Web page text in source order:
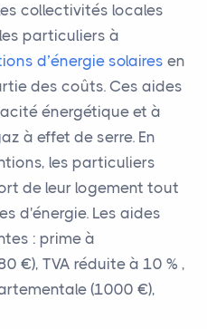
collectivités locales
particuliers à
d’énergie solaires en
des coûts. Ces aides
énergétique et à
à effet de serre. En
les particuliers
de leur logement tout
d'énergie. Les aides
: prime à
€), TVA réduite à 10 % ,
(1000 €),